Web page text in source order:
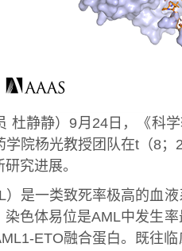
杜静静）9月24日，《科
院杨光教授团队在t（8
究进展。
一类致死率极高的血液
色体易位是AML中发生
ETO融合蛋白。既往